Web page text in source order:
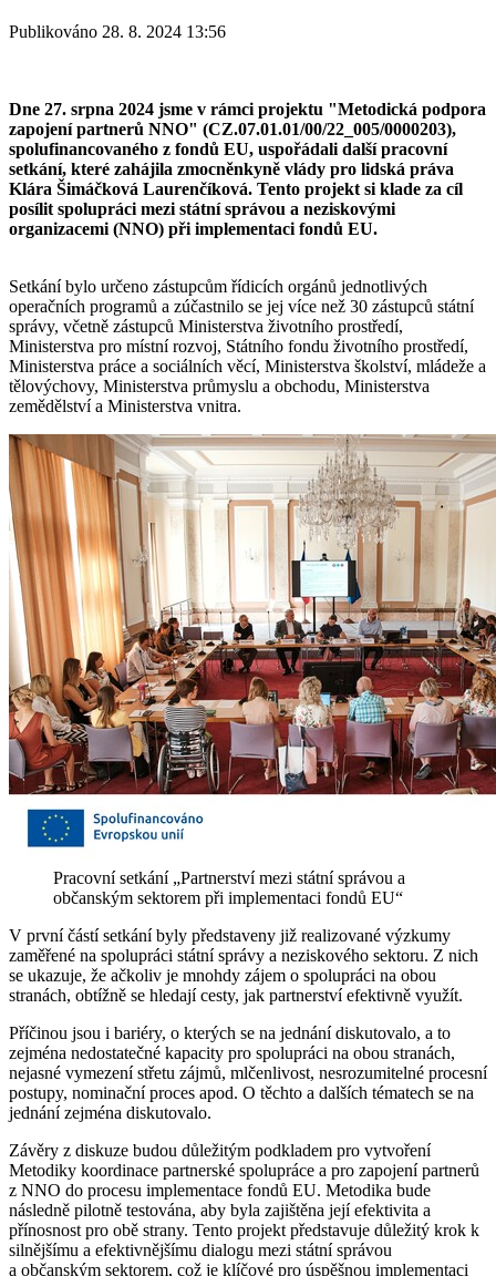
Publikováno 28. 8. 2024 13:56
Dne 27. srpna 2024 jsme v rámci projektu "Metodická podpora
zapojení partnerů NNO" (CZ.07.01.01/00/22_005/0000203),
spolufinancovaného z fondů EU, uspořádali další pracovní
setkání, které zahájila zmocněnkyně vlády pro lidská práva
Klára Šimáčková Laurenčíková. Tento projekt si klade za cíl
posílit spolupráci mezi státní správou a neziskovými
organizacemi (NNO) při implementaci fondů EU.
Setkání bylo určeno zástupcům řídicích orgánů jednotlivých
operačních programů a zúčastnilo se jej více než 30 zástupců státní
správy, včetně zástupců Ministerstva životního prostředí,
Ministerstva pro místní rozvoj, Státního fondu životního prostředí,
Ministerstva práce a sociálních věcí, Ministerstva školství, mládeže a
tělovýchovy, Ministerstva průmyslu a obchodu, Ministerstva
zemědělství a Ministerstva vnitra.
Pracovní setkání „Partnerství mezi státní správou a
občanským sektorem při implementaci fondů EU“
V první částí setkání byly představeny již realizované výzkumy
zaměřené na spolupráci státní správy a neziskového sektoru. Z nich
se ukazuje, že ačkoliv je mnohdy zájem o spolupráci na obou
stranách, obtížně se hledají cesty, jak partnerství efektivně využít.
Příčinou jsou i bariéry, o kterých se na jednání diskutovalo, a to
zejména nedostatečné kapacity pro spolupráci na obou stranách,
nejasné vymezení střetu zájmů, mlčenlivost, nesrozumitelné procesní
postupy, nominační proces apod. O těchto a dalších tématech se na
jednání zejména diskutovalo.
Závěry z diskuze budou důležitým podkladem pro vytvoření
Metodiky koordinace partnerské spolupráce a pro zapojení partnerů
z NNO do procesu implementace fondů EU. Metodika bude
následně pilotně testována, aby byla zajištěna její efektivita a
přínosnost pro obě strany. Tento projekt představuje důležitý krok k
silnějšímu a efektivnějšímu dialogu mezi státní správou
a občanským sektorem, což je klíčové pro úspěšnou implementaci